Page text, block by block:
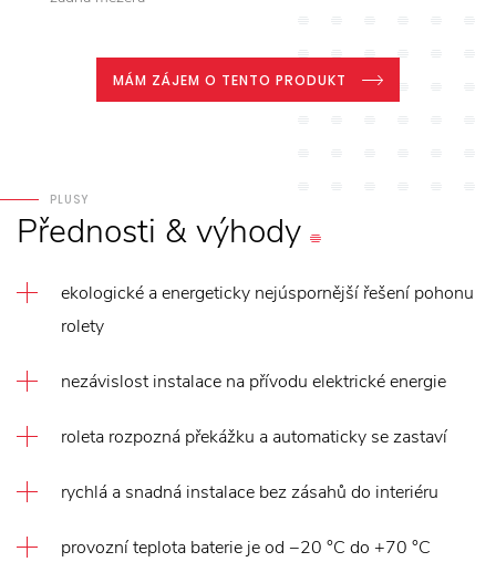
MÁM ZÁJEM O TENTO PRODUKT
PLUSY
Přednosti &výhody
ekologické a energeticky nejúspornější řešení pohonu
rolety
nezávislost instalace na přívodu elektrické energie
roleta rozpozná překážku a automaticky se zastaví
rychlá a snadná instalace bez zásahů do interiéru
provozní teplota baterie je od −20 °C do +70 °C